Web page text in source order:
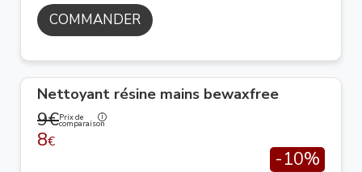
COMMANDER
Nettoyant résine mains bewaxfree
9€Prix de
comparaison
8€
-10%